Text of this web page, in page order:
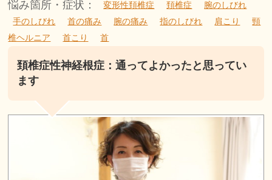
悩み箇所・症状： 変形性頚椎症 頚椎症
腕のしびれ
手のしびれ
首の痛み 腕の痛み 指のしびれ 肩こり
頸
椎ヘルニア
首こり 首
頚椎症性神経根症：通ってよかったと思ってい
ます